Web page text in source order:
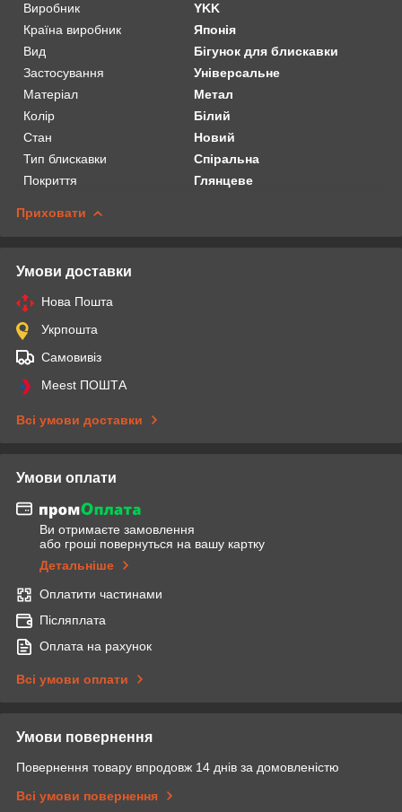
Виробник
YKK
Країна виробник
Японія
Вид
Бігунок для блискавки
Застосування
Універсальне
Матеріал
Метал
Колір
Білий
Стан
Новий
Тип блискавки
Спіральна
Покриття
Глянцеве
Приховати
Умови доставки
Нова Пошта
Укрпошта
Самовивіз
Meest ПОШТА
Всі умови доставки
Умови оплати
Ви отримаєте замовлення
або гроші повернуться на вашу картку
Детальніше
Оплатити частинами
Післяплата
Оплата на рахунок
Всі умови оплати
Умови повернення
Повернення товару впродовж 14 днів за домовленістю
Всі умови повернення